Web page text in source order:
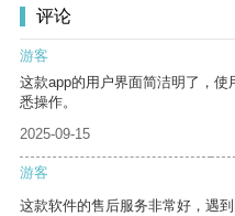
评论
游客
这款app的用户界面简洁明了，
悉操作。
2025-09-15
游客
这款软件的售后服务非常好，遇